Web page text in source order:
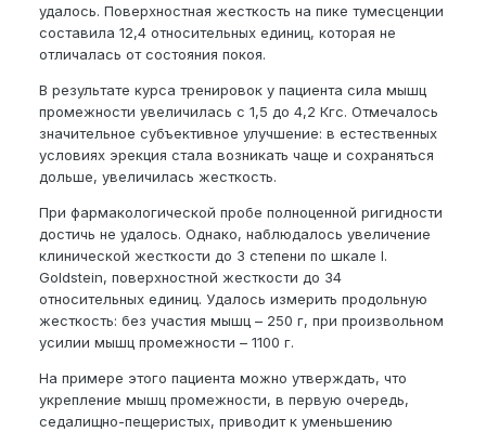
удалось. Поверхностная жесткость на пике тумесценции
составила 12,4 относительных единиц, которая не
отличалась от состояния покоя.
В результате курса тренировок у пациента сила мышц
промежности увеличилась с 1,5 до 4,2 Кгс. Отмечалось
значительное субъективное улучшение: в естественных
условиях эрекция стала возникать чаще и сохраняться
дольше, увеличилась жесткость.
При фармакологической пробе полноценной ригидности
достичь не удалось. Однако, наблюдалось увеличение
клинической жесткости до 3 степени по шкале I.
Goldstein, поверхностной жесткости до 34
относительных единиц. Удалось измерить продольную
жесткость: без участия мышц – 250 г, при произвольном
усилии мышц промежности – 1100 г.
На примере этого пациента можно утверждать, что
укрепление мышц промежности, в первую очередь,
седалищно-пещеристых, приводит к уменьшению